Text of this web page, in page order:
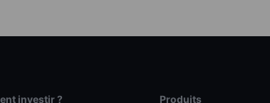
investir ? Produits